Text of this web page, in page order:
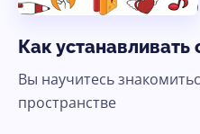
Как устанавливать
Вы научитесь
пространстве